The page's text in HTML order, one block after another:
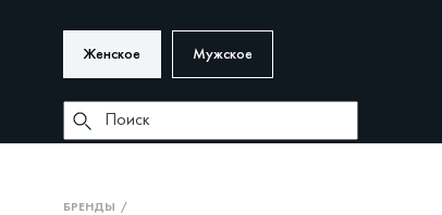
Женское Мужское
БРЕНДЫ